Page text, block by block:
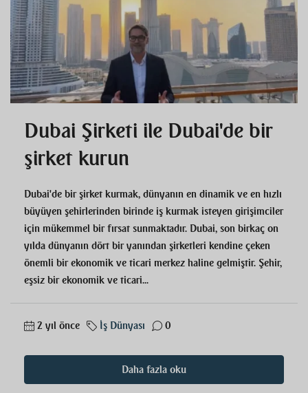
Dubai Şirketi ile Dubai'de bir
şirket kurun
Dubai'de bir şirket kurmak, dünyanın en dinamik ve en hızlı
büyüyen şehirlerinden birinde iş kurmak isteyen girişimciler
için mükemmel bir fırsat sunmaktadır. Dubai, son birkaç on
yılda dünyanın dört bir yanından şirketleri kendine çeken
önemli bir ekonomik ve ticari merkez haline gelmiştir. Şehir,
eşsiz bir ekonomik ve ticari...
2 yıl önce İş Dünyası 0
Daha fazla oku